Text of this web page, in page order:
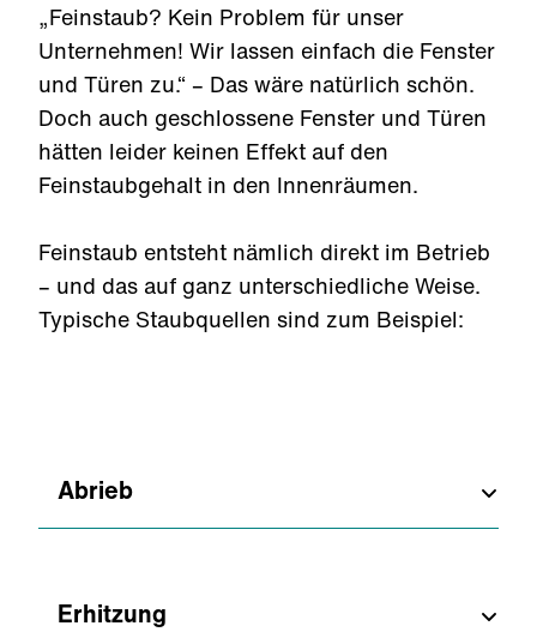
„Feinstaub? Kein Problem für unser
Unternehmen! Wir lassen einfach die Fenster
und Türen zu.“ – Das wäre natürlich schön.
Doch auch geschlossene Fenster und Türen
hätten leider keinen Effekt auf den
Feinstaubgehalt in den Innenräumen.
Feinstaub entsteht nämlich direkt im Betrieb
– und das auf ganz unterschiedliche Weise.
Typische Staubquellen sind zum Beispiel:
Abrieb
fahren, entsteht ein natürlicher Abrieb
durch die Reifen, Bremsen und durch die
Erhitzung